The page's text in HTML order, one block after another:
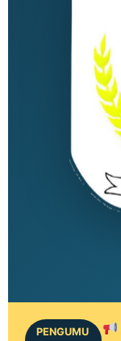
PENGUMU